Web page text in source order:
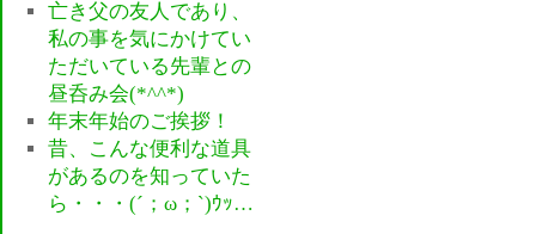
亡き父の友人であり、
私の事を気にかけてい
ただいている先輩との
昼呑み会(*^^*)
年末年始のご挨拶！
昔、こんな便利な道具
があるのを知っていた
ら・・・(´；ω；`)ｳｯ…